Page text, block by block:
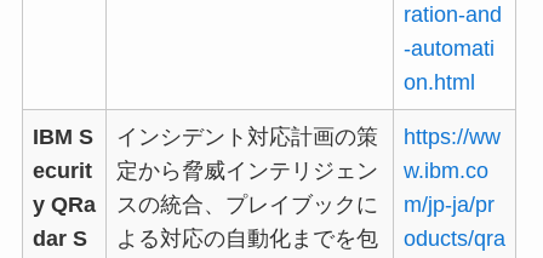
ration-and
-automati
on.html
IBM S
ecurit
y QRa
dar S
インシデント対応計画の策
定から脅威インテリジェン
スの統合、プレイブックに
よる対応の自動化までを包
https://ww
w.ibm.co
m/jp-ja/pr
oducts/qra